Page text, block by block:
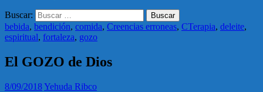
Buscar:
bebida, bendición, comida, Creencias erroneas, CTerapia, deleite,
espiritual, fortaleza, gozo
El GOZO de Dios
8/09/2018Yehuda Ribco